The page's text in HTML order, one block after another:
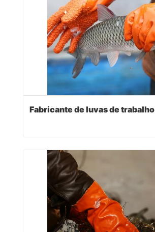
Fabricante de luvas de trabalho